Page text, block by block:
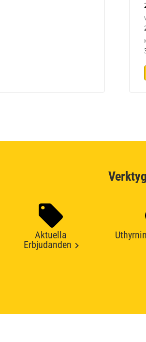
Aktuella
Erbjudanden